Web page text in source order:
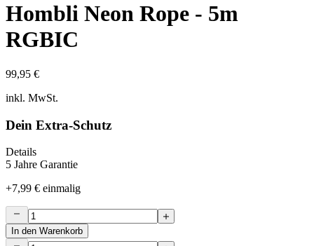
Hombli Neon Rope - 5m
RGBIC
99,95 €
inkl. MwSt.
Dein Extra-Schutz
Details
5 Jahre Garantie
+7,99 € einmalig
In den Warenkorb